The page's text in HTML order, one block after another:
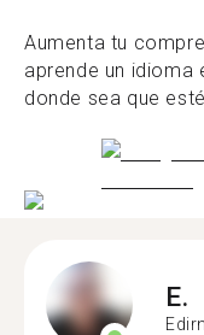
Aumenta tu
aprende un idioma
donde sea que
E.